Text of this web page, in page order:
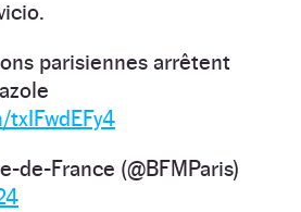
parisiennes arrêtent
de-France (@BFMParis)